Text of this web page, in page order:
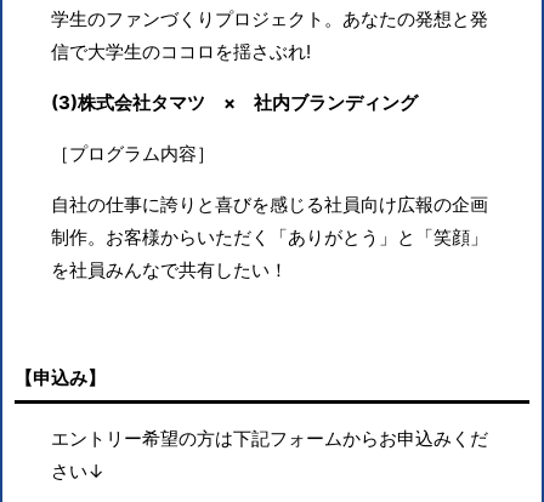
学生のファンづくりプロジェクト。あなたの発想と発
信で大学生のココロを揺さぶれ!
(3)株式会社タマツ × 社内ブランディング
［プログラム内容］
自社の仕事に誇りと喜びを感じる社員向け広報の企画
制作。お客様からいただく「ありがとう」と「笑顔」
を社員みんなで共有したい！
【申込み】
エントリー希望の方は下記フォームからお申込みくだ
さい↓